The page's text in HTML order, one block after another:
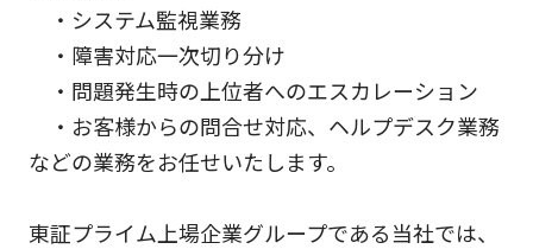
・システム監視業務
・障害対応一次切り分け
・問題発生時の上位者へのエスカレーション
・お客様からの問合せ対応、ヘルプデスク業務
などの業務をお任せいたします。
東証プライム上場企業グループである当社では、